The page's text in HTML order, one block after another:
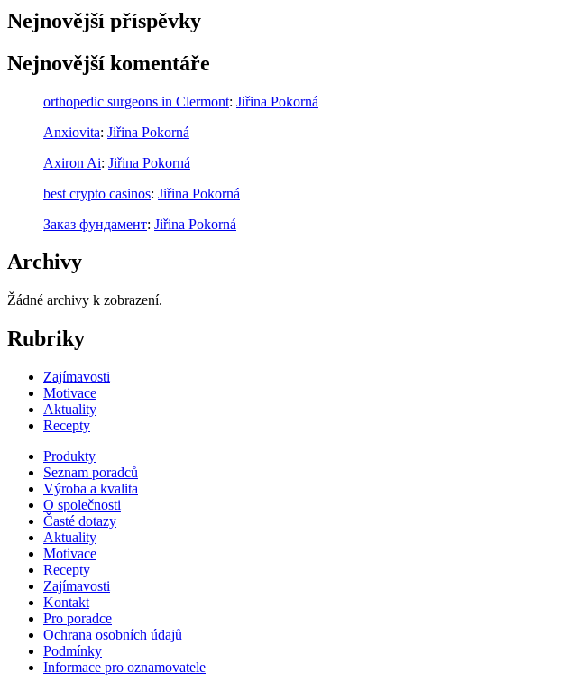
Nejnovější příspěvky
Nejnovější komentáře
orthopedic surgeons in Clermont: Jiřina Pokorná
Anxiovita: Jiřina Pokorná
Axiron Ai: Jiřina Pokorná
best crypto casinos: Jiřina Pokorná
Заказ фундамент: Jiřina Pokorná
Archivy
Žádné archivy k zobrazení.
Rubriky
Zajímavosti
Motivace
Aktuality
Recepty
Produkty
Seznam poradců
Výroba a kvalita
O společnosti
Časté dotazy
Aktuality
Motivace
Recepty
Zajímavosti
Kontakt
Pro poradce
Ochrana osobních údajů
Podmínky
Informace pro oznamovatele